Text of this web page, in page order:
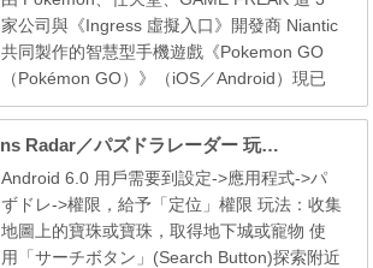
016 年3月17日在 iOS／Android 等手機平台
上推出一個全新 App 工具《龍族拼圖雷達》
（Puzzle ＆ Dragons R...
家公司與《Ingress 虛擬入口》開發商 Niantic
共同製作的智慧型手機遊戲《Pokemon GO
（Pokémon GO）》（iOS／Android）現已
於紐西蘭、澳洲等地的 App Store／Google Pl
載的地區十分有限，推測應為全球發行前的測
試版本，往後應會陸續開放其他地區下載。玩
家需要在遊戲世界中捕獲神奇寶貝並訓練它
們。玩家在遊戲中的移動是基於...
Puzzle ＆ Dragons Radar／パズドラレーダー 玩法及連動方法
Android 6.0 用戶需要到設定->應用程式->パ
ずドレ->權限，給予「定位」權限 玩法：收集
地圖上的寶珠或寶珠，取得地下城或寵物 使
用「サーチボタン」(Search Button)探索附近